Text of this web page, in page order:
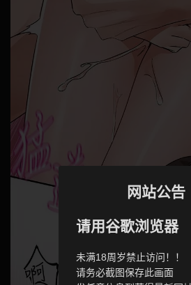
网站公告
请用谷歌浏览器
未满18周岁禁止访问！！
请务必截图保存此画面